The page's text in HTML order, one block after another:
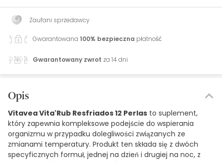
Zaufani sprzedawcy
Gwarantowana 100% bezpieczna płatność
Gwarantowany zwrot za 14 dni
Opis
Vitavea Vita'Rub Resfriados 12 Perlas to suplement,
który zapewnia kompleksowe podejście do wspierania
organizmu w przypadku dolegliwości związanych ze
zmianami temperatury. Produkt ten składa się z dwóch
specyficznych formuł, jednej na dzień i drugiej na noc, z